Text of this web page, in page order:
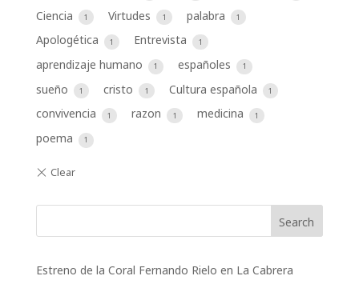
Ciencia 1 Virtudes 1 palabra 1
Apologética 1 Entrevista 1
aprendizaje humano 1 españoles 1
sueño 1 cristo 1 Cultura española 1
convivencia 1 razon 1 medicina 1
poema 1
Search
Estreno de la Coral Fernando Rielo en La Cabrera